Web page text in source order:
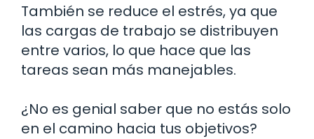
También se reduce el estrés, ya que
las cargas de trabajo se distribuyen
entre varios, lo que hace que las
tareas sean más manejables.
¿No es genial saber que no estás solo
en el camino hacia tus objetivos?